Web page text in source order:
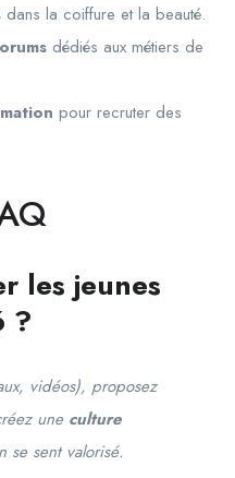
dans la coiffure et la beauté.
dédiés aux métiers de
pour recruter des
les jeunes
?
vidéos), proposez
une culture
se sent valorisé.